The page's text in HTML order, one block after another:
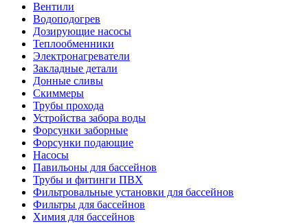
Вентили
Водоподогрев
Дозирующие насосы
Теплообменники
Электронагреватели
Закладные детали
Донные сливы
Скиммеры
Трубы прохода
Устройства забора воды
Форсунки заборные
Форсунки подающие
Насосы
Павильоны для бассейнов
Трубы и фитинги ПВХ
Фильтровальные установки для бассейнов
Фильтры для бассейнов
Химия для бассейнов